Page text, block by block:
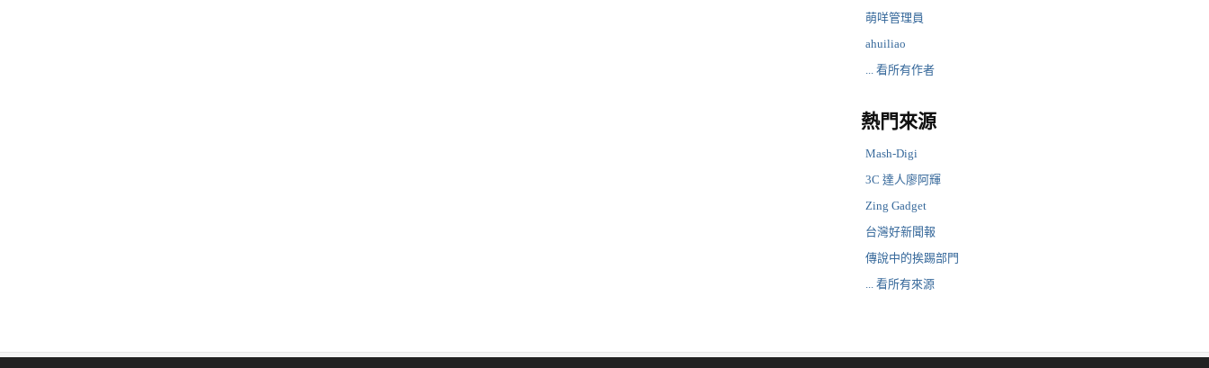
萌咩管理員
ahuiliao
... 看所有作者
熱門來源
Mash-Digi
3C 達人廖阿輝
Zing Gadget
台灣好新聞報
傳說中的挨踢部門
... 看所有來源